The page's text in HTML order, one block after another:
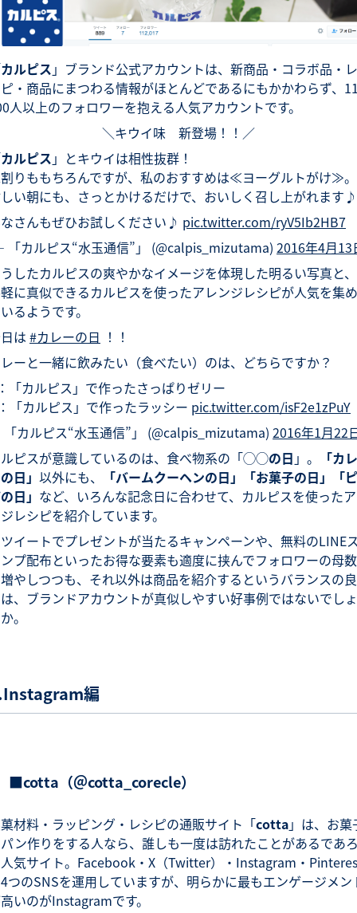
カルピス 」ブランド公式アカウントは、新商品・コラボ品・レ
・商品にまつわる情報がほとんどであるにもかかわらず、
人以上のフォロワーを抱える人気アカウントです。
＼キウイ味 新登場！！／
カルピス 」とキウイは相性抜群！
りももちろんですが、私のおすすめは≪ヨーグルトがけ≫。
い朝にも、さっとかけるだけで、おいしく召し上がれます♪
さんもぜひお試しください♪ pic.twitter.com/ryV5Ib2HB7
カルピス“水玉通信”」 (@calpis_mizutama) 2016年4月13
したカルピスの爽やかなイメージを体現した明るい写真と、
に真似できるカルピスを使ったアレンジレシピが人気を集め
るようです。
は #カレーの日 ！！
ーと一緒に飲みたい（食べたい）のは、どちらですか？
「カルピス」で作ったさっぱりゼリー
「カルピス」で作ったラッシー pic.twitter.com/isF2e1zPuY
カルピス“水玉通信”」 (@calpis_mizutama) 2016年1月22
ピスが意識しているのは、食べ物系の「◯◯の日 」。
「カレ
日」 以外にも、
「バームクーヘンの日」「お菓子の日」「ピ
日」 など、いろんな記念日に合わせて、カルピスを使った
レシピを紹介しています。
イートでプレゼントが当たるキャンペーンや、無料のLINE
プ配布といったお得な要素も適度に挟んでフォロワーの母数
やしつつも、それ以外は商品を紹介するというバランスの良
、ブランドアカウントが真似しやすい好事例ではないでしょ
。
編
■cotta（＠cotta_corecle）
材料・ラッピング・レシピの通販サイト「cotta」は、お菓
ン作りをする人なら、誰しも一度は訪れたことがあるであ
気サイト。Facebook・X（Twitter）・Instagram・
つのSNSを運用していますが、明らかに最もエンゲージメン
いのがInstagramです。